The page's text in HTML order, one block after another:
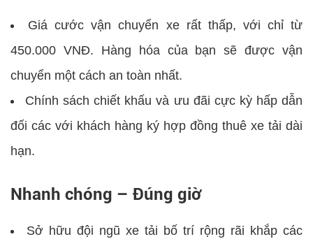
Giá cước vận chuyển xe rất thấp, với chỉ từ
450.000 VNĐ. Hàng hóa của bạn sẽ được vận
chuyển một cách an toàn nhất.
Chính sách chiết khấu và ưu đãi cực kỳ hấp dẫn
đối các với khách hàng ký hợp đồng thuê xe tải dài
hạn.
Nhanh chóng – Đúng giờ
Sở hữu đội ngũ xe tải bố trí rộng rãi khắp các